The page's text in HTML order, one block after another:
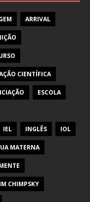
ARRIVAL
CIENTÍFICA
ESCOLA
IEL INGLÊS IOL
MATERNA
CHIMPSKY